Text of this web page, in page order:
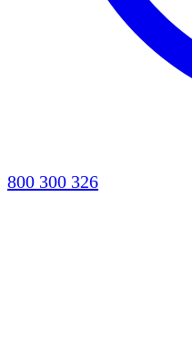
800 300 326